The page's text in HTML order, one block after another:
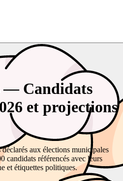
— Candidats
et projections
aux élections municipales
candidats référencés avec leurs
et étiquettes politiques.